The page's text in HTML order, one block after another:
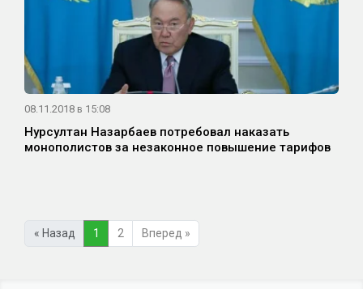
08.11.2018 в 15:08
Нурсултан Назарбаев потребовал наказать
монополистов за незаконное повышение тарифов
« Назад 1 2 Вперед »